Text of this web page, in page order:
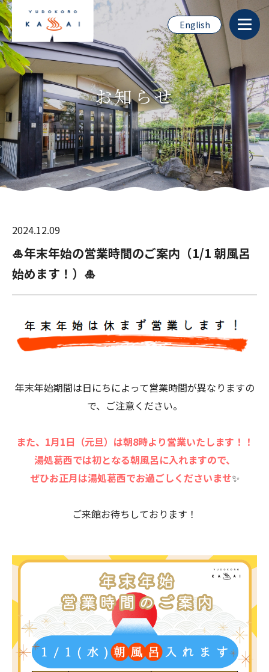
English
お知らせ
2024.12.09
🎍年末年始の営業時間のご案内（1/1 朝風呂
始めます！）🎍
年末年始期間は日にちによって営業時間が異なりますの
で、ご注意ください。
また、1月1日（元旦）は朝8時より営業いたします！！
湯処葛西では初となる朝風呂に入れますので、
ぜひお正月は湯処葛西でお過ごしくださいませ✨
ご来館お待ちしております！